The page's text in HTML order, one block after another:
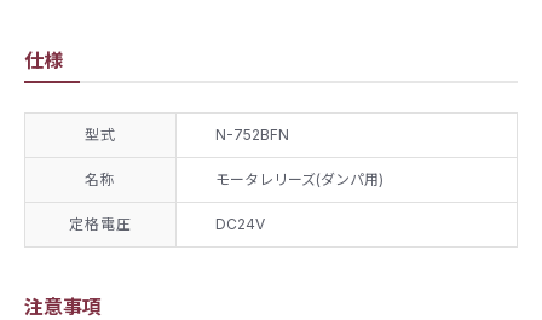
仕様
型式 N-752BFN
名称 モータレリーズ(ダンパ用)
定格電圧 DC24V
注意事項